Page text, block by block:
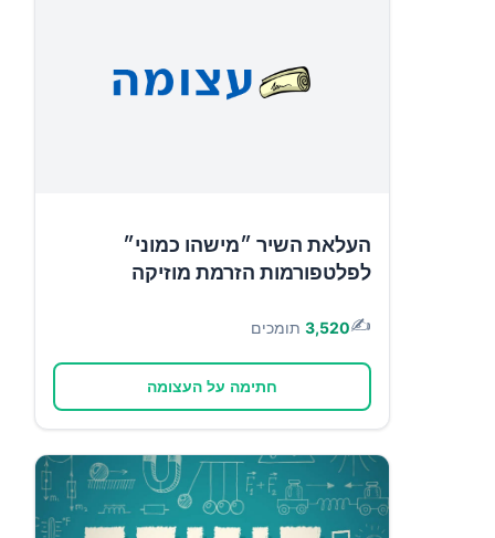
העלאת השיר ״מישהו כמוני״
לפלטפורמות הזרמת מוזיקה
✍️
3,520 תומכים
חתימה על העצומה